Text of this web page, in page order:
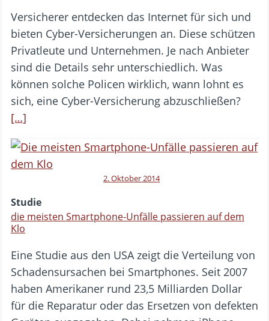
Versicherer entdecken das Internet für sich und
bieten Cyber-Versicherungen an. Diese schützen
Privatleute und Unternehmen. Je nach Anbieter
sind die Details sehr unterschiedlich. Was
können solche Policen wirklich, wann lohnt es
sich, eine Cyber-Versicherung abzuschließen?
[…]
2. Oktober 2014
Studie
die meisten Smartphone-Unfälle passieren auf dem
Klo
Eine Studie aus den USA zeigt die Verteilung von
Schadensursachen bei Smartphones. Seit 2007
haben Amerikaner rund 23,5 Milliarden Dollar
für die Reparatur oder das Ersetzen von defekten